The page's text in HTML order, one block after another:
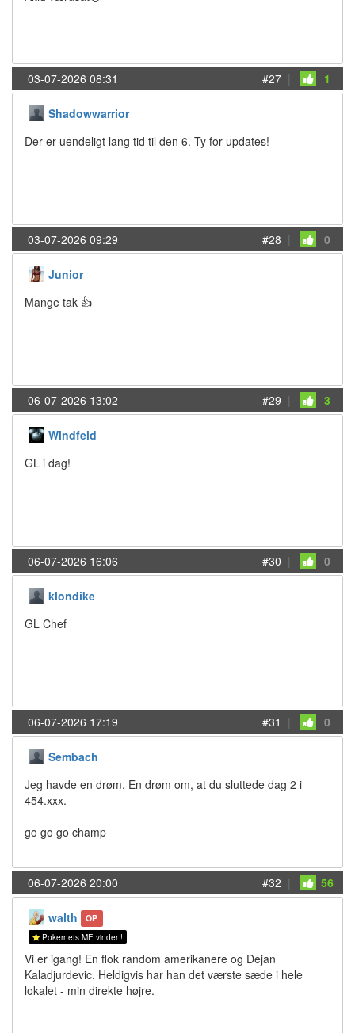
03-07-2026 08:31 #27 | 1
Shadowwarrior
Der er uendeligt lang tid til den 6. Ty for updates!
03-07-2026 09:29 #28 | 0
Junior
Mange tak 👍
06-07-2026 13:02 #29 | 3
Windfeld
GL i dag!
06-07-2026 16:06 #30 | 0
klondike
GL Chef
06-07-2026 17:19 #31 | 0
Sembach
Jeg havde en drøm. En drøm om, at du sluttede dag 2 i
454.xxx.
go go go champ
06-07-2026 20:00 #32 | 56
walth OP
Pokernets ME vinder !
Vi er igang! En flok random amerikanere og Dejan
Kaladjurdevic. Heldigvis har han det værste sæde i hele
lokalet - min direkte højre.